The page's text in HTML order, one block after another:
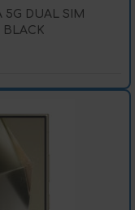
5G DUAL SIM
BLACK